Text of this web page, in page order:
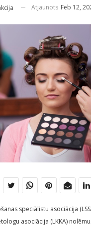
Atjaunots Feb 12,
speciālistu asociācija
asociācija (LKKA)